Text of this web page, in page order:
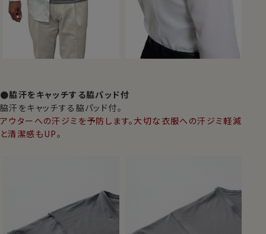
●脇汗をキャッチする脇パッド付
脇汗をキャッチする脇パッド付。
アウターへの汗ジミを予防します。大切な衣服への汗ジミ軽減
と清潔感もUP。